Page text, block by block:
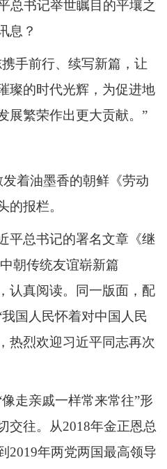
总书记举世瞩目的平壤之
息？
手前行、续写新篇，让
璨的时代光辉，为促进地
展繁荣作出更大贡献。”
着油墨香的朝鲜《劳动
的报栏。
平总书记的署名文章《继
朝传统友谊崭新篇
认真阅读。同一版面，配
国人民怀着对中国人民
热烈欢迎习近平同志再次
走亲戚一样常来常往”形
交往。从2018年金正恩总
2019年两党两国最高领导